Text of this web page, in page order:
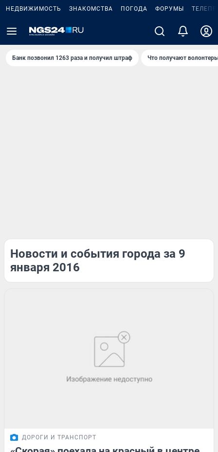
НЕДВИЖИМОСТЬ ЗНАКОМСТВА ПОГОДА ФОРУМЫ
Банк позвонил 1263 раза и получил штраф Что получают
Новости и события города за 9
января 2016
ДОРОГИ И ТРАНСПОРТ